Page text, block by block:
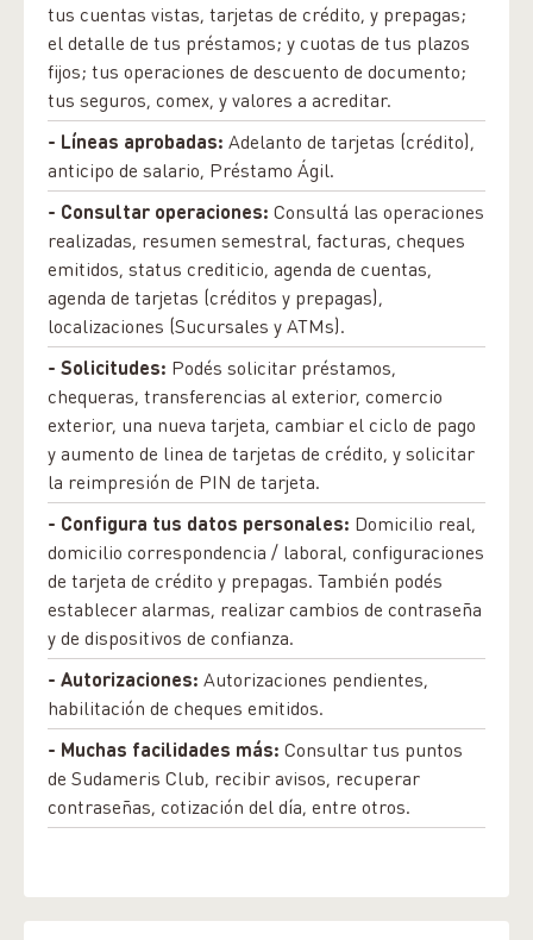
tus cuentas vistas, tarjetas de crédito, y prepagas;
el detalle de tus préstamos; y cuotas de tus plazos
fijos; tus operaciones de descuento de documento;
tus seguros, comex, y valores a acreditar.
- Líneas aprobadas: Adelanto de tarjetas (crédito),
anticipo de salario, Préstamo Ágil.
- Consultar operaciones: Consultá las operaciones
realizadas, resumen semestral, facturas, cheques
emitidos, status crediticio, agenda de cuentas,
agenda de tarjetas (créditos y prepagas),
localizaciones (Sucursales y ATMs).
- Solicitudes: Podés solicitar préstamos,
chequeras, transferencias al exterior, comercio
exterior, una nueva tarjeta, cambiar el ciclo de pago
y aumento de linea de tarjetas de crédito, y solicitar
la reimpresión de PIN de tarjeta.
- Configura tus datos personales: Domicilio real,
domicilio correspondencia / laboral, configuraciones
de tarjeta de crédito y prepagas. También podés
establecer alarmas, realizar cambios de contraseña
y de dispositivos de confianza.
- Autorizaciones: Autorizaciones pendientes,
habilitación de cheques emitidos.
- Muchas facilidades más: Consultar tus puntos
de Sudameris Club, recibir avisos, recuperar
contraseñas, cotización del día, entre otros.